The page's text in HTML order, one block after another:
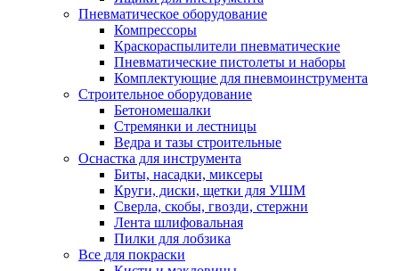
Пневматическое оборудование
Компрессоры
Краскораспылители пневматические
Пневматические пистолеты и наборы
Комплектующие для пневмоинструмента
Строительное оборудование
Бетономешалки
Стремянки и лестницы
Ведра и тазы строительные
Оснастка для инструмента
Биты, насадки, миксеры
Круги, диски, щетки для УШМ
Сверла, скобы, гвозди, стержни
Лента шлифовальная
Пилки для лобзика
Все для покраски